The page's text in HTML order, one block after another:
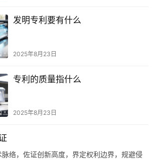
发明专利要有什么
2025年8月23日
专利的质量指什么
2025年8月23日
络，佐证创新高度，界定权利边界，规避侵